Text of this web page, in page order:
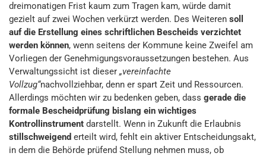
dreimonatigen Frist kaum zum Tragen kam, würde damit
gezielt auf zwei Wochen verkürzt werden. Des Weiteren soll
auf die Erstellung eines schriftlichen Bescheids verzichtet
werden können, wenn seitens der Kommune keine Zweifel am
Vorliegen der Genehmigungsvoraussetzungen bestehen. Aus
Verwaltungssicht ist dieser „vereinfachte
Vollzug“nachvollziehbar, denn er spart Zeit und Ressourcen.
Allerdings möchten wir zu bedenken geben, dass gerade die
formale Bescheidprüfung bislang ein wichtiges
Kontrollinstrument darstellt. Wenn in Zukunft die Erlaubnis
stillschweigend erteilt wird, fehlt ein aktiver Entscheidungsakt,
in dem die Behörde prüfend Stellung nehmen muss, ob